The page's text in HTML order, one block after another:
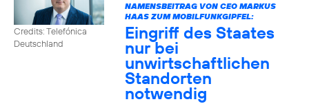
Credits: Telefónica
Deutschland
NAMENSBEITRAG VON CEO MARKUS
HAAS ZUM MOBILFUNKGIPFEL:
Eingriff des Staates
nur bei
unwirtschaftlichen
Standorten
notwendig